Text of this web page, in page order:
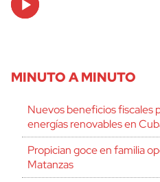
Player
MINUTO A MINUTO
Nuevos beneficios fiscales
energías renovables en
Propician goce en familia
Matanzas